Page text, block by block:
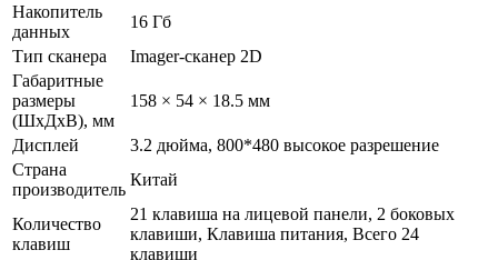
Накопитель
данных
16 Гб
Тип сканера
Imager-сканер 2D
Габаритные
размеры
(ШхДхВ), мм
158 × 54 × 18.5 мм
Дисплей
3.2 дюйма, 800*480 высокое разрешение
Страна
производитель
Китай
Количество
клавиш
21 клавиша на лицевой панели, 2 боковых
клавиши, Клавиша питания, Всего 24
клавиши